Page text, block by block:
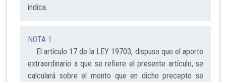
indica.
NOTA 1:
El artículo 17 de la LEY 19703, dispuso que el aporte
extraordinario a que se refiere el presente artículo, se
calculará sobre el monto que en dicho precepto se